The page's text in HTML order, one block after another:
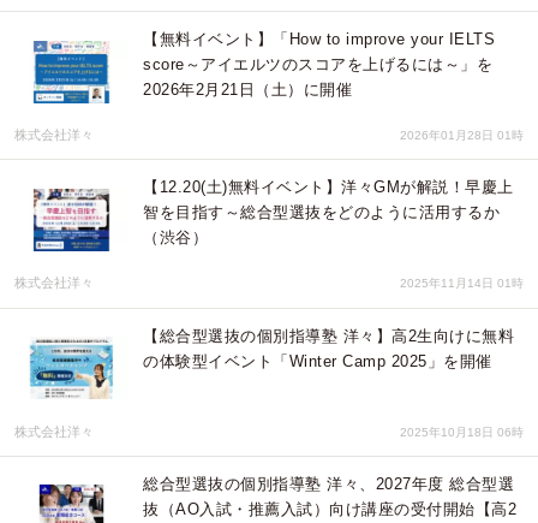
【無料イベント】「How to improve your IELTS
score～アイエルツのスコアを上げるには～」を
2026年2月21日（土）に開催
株式会社洋々 2026年01月28日 01時
【12.20(土)無料イベント】洋々GMが解説！早慶上
智を目指す～総合型選抜をどのように活用するか
（渋谷）
株式会社洋々 2025年11月14日 01時
【総合型選抜の個別指導塾 洋々】高2生向けに無料
の体験型イベント「Winter Camp 2025」を開催
株式会社洋々 2025年10月18日 06時
総合型選抜の個別指導塾 洋々、2027年度 総合型選
抜（AO入試・推薦入試）向け講座の受付開始【高2